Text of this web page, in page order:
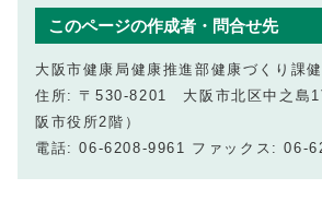
このページの作成者・問合せ先
大阪市健康局健康推進部健康づくり課
住所: 〒530-8201 大阪市北区中之島1
阪市役所2階）
電話: 06-6208-9961 ファックス: 06-